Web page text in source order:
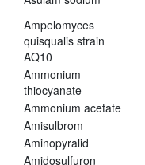
Ampelomyces
quisqualis strain
AQ10
Ammonium
thiocyanate
Ammonium acetate
Amisulbrom
Aminopyralid
Amidosulfuron